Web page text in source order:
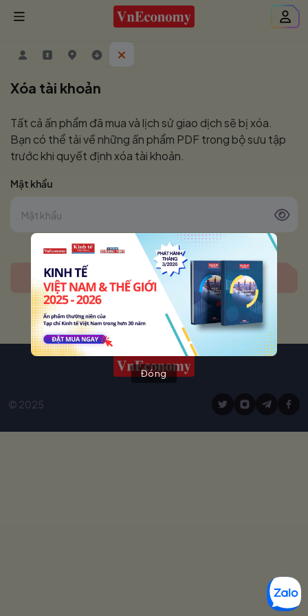
Xóa tài khoản
Tất cả ấn phẩm đã mua và lịch sử giao dịch sẽ bị xóa.
Bạn có thể tải về những ấn phẩm PDF trong bộ sưu tập
trước khi quyết định xóa tài khoản.
Mật khẩu
XÓA TÀI KHOẢN
© 2025
Đóng